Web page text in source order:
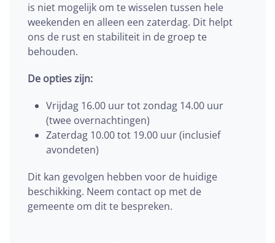
is niet mogelijk om te wisselen tussen hele
weekenden en alleen een zaterdag. Dit helpt
ons de rust en stabiliteit in de groep te
behouden.
De opties zijn:
Vrijdag 16.00 uur tot zondag 14.00 uur
(twee overnachtingen)
Zaterdag 10.00 tot 19.00 uur (inclusief
avondeten)
Dit kan gevolgen hebben voor de huidige
beschikking. Neem contact op met de
gemeente om dit te bespreken.